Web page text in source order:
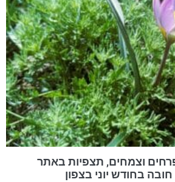
וצמחים, תצפיות באתר
חובה בחודש יוני בצפון